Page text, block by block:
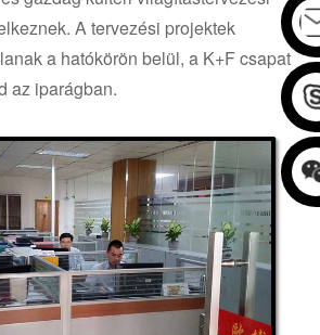
A tervezési projektek
a hatókörön belül, a K+F csapat
az iparágban.